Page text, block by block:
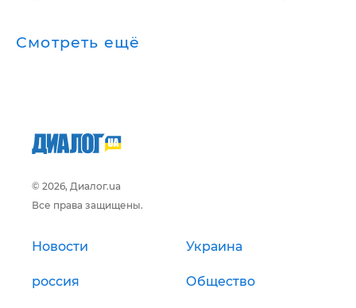
Смотреть ещё
© 2026, Диалог.ua
Все права защищены.
Новости Украина
россия Общество